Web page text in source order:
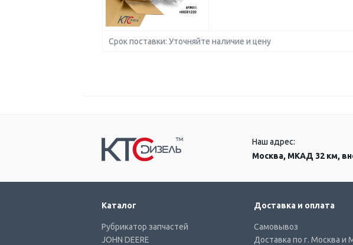
Срок поставки: Уточняйте наличие и цену
Наш адрес:
Москва, МКАД 32 км,
Каталог
Рубрикатор запчастей
JOHN DEERE
Доставка и оплата
Самовывоз
Доставка по г. Москва и